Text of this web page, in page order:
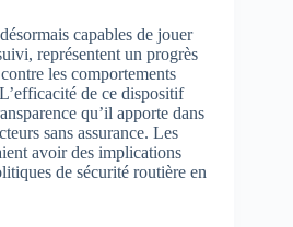
capables de jouer
représentent un progrès
les comportements
de ce dispositif
qu’il apporte dans
sans assurance. Les
avoir des implications
de sécurité routière en